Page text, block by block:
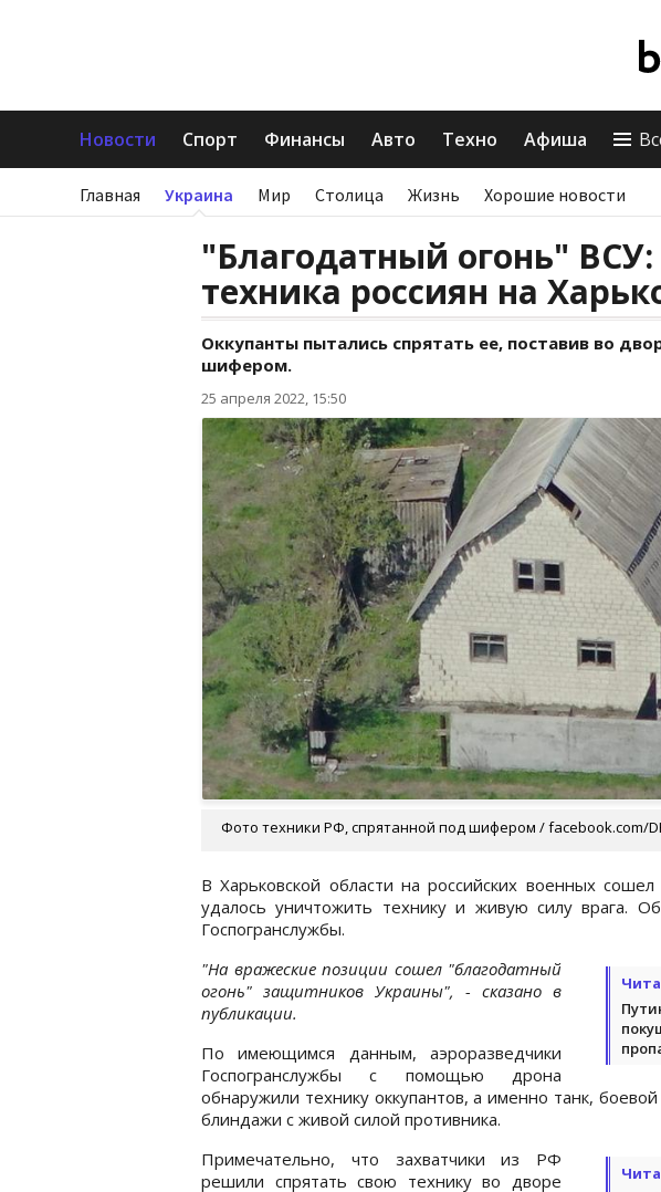
Новости Спорт Финансы Авто Техно Афиша
Главная Украина Мир Столица Жизнь Хорошие новости
"Благодатный огонь"
техника россиян на
Оккупанты пытались спрятать ее, поставив во
шифером.
25 апреля 2022, 15:50
Фото техники РФ, спрятанной под шифером / facebook.com/
В Харьковской области на российских военных
удалось уничтожить технику и живую силу врага.
Госпогранслужбы.
"На вражеские позиции сошел "благодатный
огонь" защитников Украины", - сказано в
публикации.
По имеющимся данным, аэроразведчики
Госпогранслужбы с помощью дрона
обнаружили технику оккупантов, а именно танк,
блиндажи с живой силой противника.
Примечательно, что захватчики из РФ
решили спрятать свою технику во дворе